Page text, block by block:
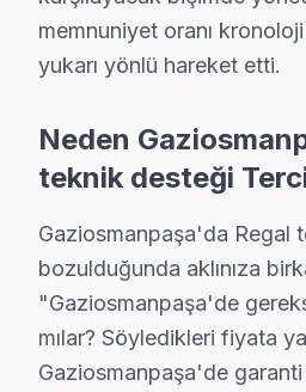
• Yüksek nem ortamlarında
• Gaziosmanpaşa'de nem
• Gaziosmanpaşa'de fırtına
Bu önerileri uygulayarak
Gaziosmanpaşa Regal
Gaziosmanpaşa'de Regal
VA Panel/IPS Panel ve
Kart Düzeyinde Onarım
Smart televizyon Platform
memnuniyet oranı
yukarı yönlü hareket etti.
Neden
teknik desteği
Gaziosmanpaşa'da Regal
bozulduğunda aklınıza
"Gaziosmanpaşa'de
mılar? Söyledikleri fiyata
Gaziosmanpaşa'de